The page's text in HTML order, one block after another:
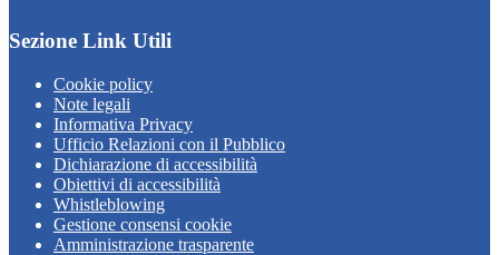
Sezione Link Utili
Cookie policy
Note legali
Informativa Privacy
Ufficio Relazioni con il Pubblico
Dichiarazione di accessibilità
Obiettivi di accessibilità
Whistleblowing
Gestione consensi cookie
Amministrazione trasparente